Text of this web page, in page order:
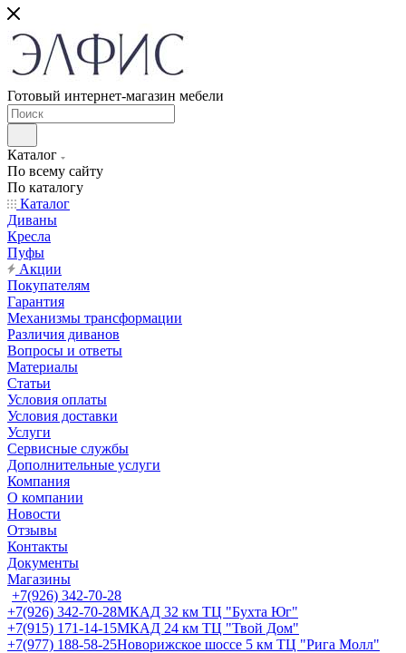
Готовый интернет-магазин мебели
Каталог
По всему сайту
По каталогу
Каталог
Диваны
Кресла
Пуфы
Акции
Покупателям
Гарантия
Механизмы трансформации
Различия диванов
Вопросы и ответы
Материалы
Статьи
Условия оплаты
Условия доставки
Услуги
Сервисные службы
Дополнительные услуги
Компания
О компании
Новости
Отзывы
Контакты
Документы
Магазины
+7(926) 342-70-28
+7(926) 342-70-28МКАД 32 км ТЦ "Бухта Юг"
+7(915) 171-14-15МКАД 24 км ТЦ "Твой Дом"
+7(977) 188-58-25Новорижское шоссе 5 км ТЦ "Рига Молл"